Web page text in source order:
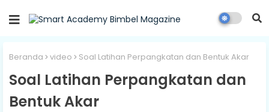
Beranda video Soal Latihan Perpangkatan dan Bentuk Akar
Soal Latihan Perpangkatan dan
Bentuk Akar